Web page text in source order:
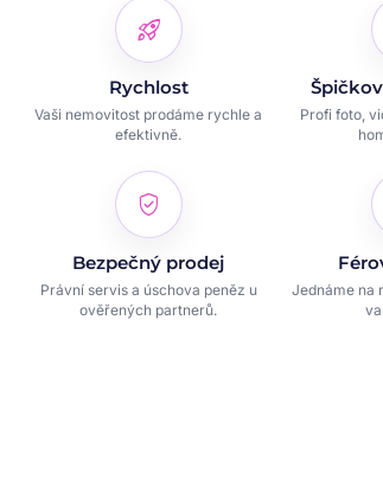
rocket_launch
Rychlost
Vaši nemovitost prodáme rychle a
efektivně.
Profi foto,
verified_user
Bezpečný prodej
Právní servis a úschova peněz u
ověřených partnerů.
Jednáme na